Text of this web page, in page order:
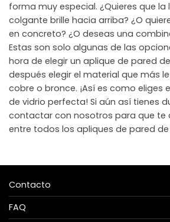
forma muy especial. ¿Quieres que la
colgante brille hacia arriba? ¿O
en concreto? ¿O deseas una
Estas son solo algunas de las
hora de elegir un aplique de pared
después elegir el material que más
cobre o bronce. ¡Así es como eliges
de vidrio perfecta! Si aún así tienes
contactar con nosotros para que te
entre todos los apliques de pared de
Contacto
FAQ